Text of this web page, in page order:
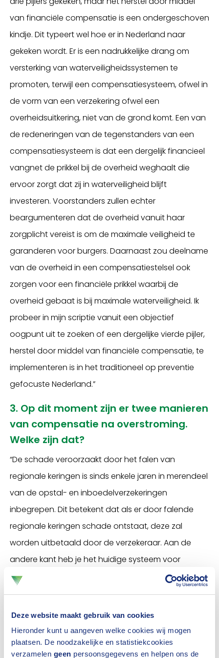
Deze website maakt gebruik van cookies
Hieronder kunt u aangeven welke cookies wij mogen
plaatsen. De noodzakelijke en statistiekcookies
verzamelen geen persoonsgegevens en helpen ons de
van financiële compensatie is een ondergeschoven
kindje. Dit typeert wel hoe er in Nederland naar
gekeken wordt. Er is een nadrukkelijke drang om
versterking van waterveiligheidssystemen te
promoten, terwijl een compensatiesysteem, ofwel in
de vorm van een verzekering ofwel een
overheidsuitkering, niet van de grond komt. Een van
de redeneringen van de tegenstanders van een
compensatiesysteem is dat een dergelijk financieel
vangnet de prikkel bij de overheid weghaalt die
ervoor zorgt dat zij in waterveiligheid blijft
investeren. Voorstanders zullen echter
beargumenteren dat de overheid vanuit haar
zorgplicht vereist is om de maximale veiligheid te
garanderen voor burgers. Daarnaast zou deelname
van de overheid in een compensatiestelsel ook
zorgen voor een financiële prikkel waarbij de
overheid gebaat is bij maximale waterveiligheid. Ik
probeer in mijn scriptie vanuit een objectief
oogpunt uit te zoeken of een dergelijke vierde pijler,
herstel door middel van financiële compensatie, te
implementeren is in het traditioneel op preventie
gefocuste Nederland.”
3. Op dit moment zijn er twee manieren
van compensatie na overstroming.
Welke zijn dat?
“De schade veroorzaakt door het falen van
regionale keringen is sinds enkele jaren in merendeel
van de opstal- en inboedelverzekeringen
inbegrepen. Dit betekent dat als er door falende
regionale keringen schade ontstaat, deze zal
worden uitbetaald door de verzekeraar. Aan de
andere kant heb je het huidige systeem voor
overstromingen voor primaire keringen, inbegrepen
in deWet Tegemoetkoming Schade bij rampen
overheid alle controle houdt over wat er wel en niet
wordt uitgekeerd. Vast staat is dat je nooit 100